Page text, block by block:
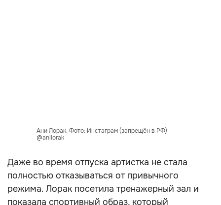
Ани Лорак. Фото: Инстаграм (запрещён в РФ)
@anilorak
Даже во время отпуска артистка не стала
полностью отказываться от привычного
режима. Лорак посетила тренажерный зал и
показала спортивный образ, который